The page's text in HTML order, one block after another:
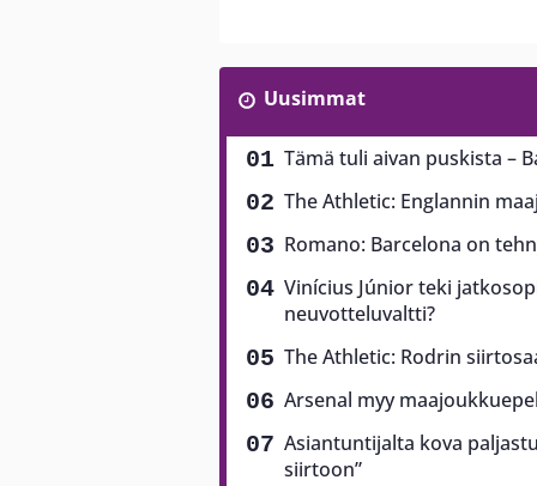
Uusimmat
Tämä tuli aivan puskista –
The Athletic: Englannin
Romano: Barcelona on
Vinícius Júnior teki
neuvotteluvaltti?
The Athletic: Rodrin
Arsenal myy
Asiantuntijalta kova
siirtoon”